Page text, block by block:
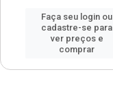
Faça seu login ou
cadastre-se para
ver preços e
comprar